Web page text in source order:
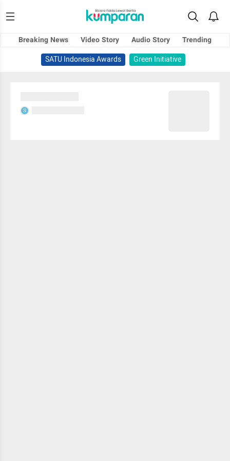
Breaking News Video Story Audio Story
Trending
SATU Indonesia Awards
Green Initiative
S